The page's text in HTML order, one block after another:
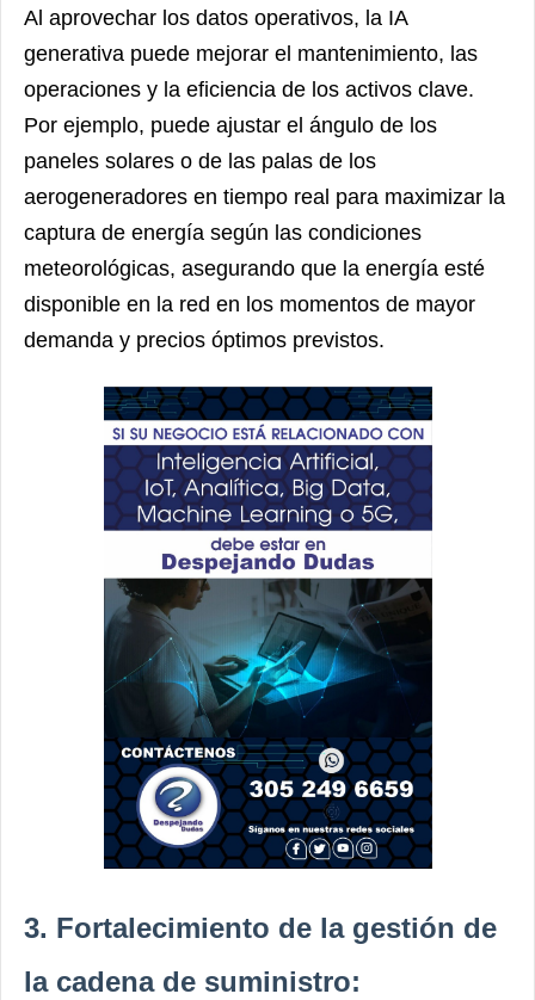
Al aprovechar los datos operativos, la IA
generativa puede mejorar el mantenimiento, las
operaciones y la eficiencia de los activos clave.
Por ejemplo, puede ajustar el ángulo de los
paneles solares o de las palas de los
aerogeneradores en tiempo real para maximizar la
captura de energía según las condiciones
meteorológicas, asegurando que la energía esté
disponible en la red en los momentos de mayor
demanda y precios óptimos previstos.
3. Fortalecimiento de la gestión de
la cadena de suministro: